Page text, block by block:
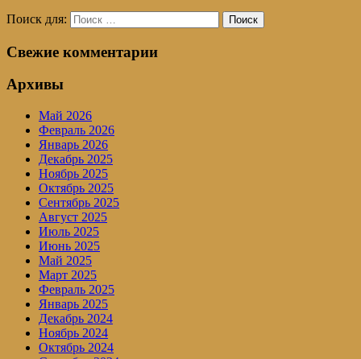
Поиск для: Поиск
Свежие комментарии
Архивы
Май 2026
Февраль 2026
Январь 2026
Декабрь 2025
Ноябрь 2025
Октябрь 2025
Сентябрь 2025
Август 2025
Июль 2025
Июнь 2025
Май 2025
Март 2025
Февраль 2025
Январь 2025
Декабрь 2024
Ноябрь 2024
Октябрь 2024